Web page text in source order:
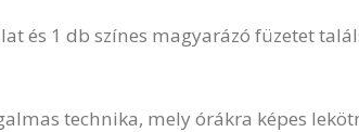
és 1 db színes magyarázó füzetet
technika, mely órákra képes